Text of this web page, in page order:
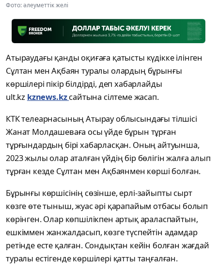
Фото: әлеуметтік желі
Атыраудағы қанды оқиғаға қатысты күдікке ілінген
Сұлтан мен Ақбаян туралы олардың бұрынғы
көршілері пікір білдірді, деп хабарлайды
ult.kz kznews.kzсайтына сілтеме жасап.
КТК телеарнасының Атырау облысындағы тілшісі
Жанат Молдашеваға осы үйде бұрын тұрған
тұрғындардың бірі хабарласқан. Оның айтуынша,
2023 жылы олар аталған үйдің бір бөлігін жалға алып
тұрған кезде Сұлтан мен Ақбаянмен көрші болған.
Бұрынғы көршісінің сөзінше, ерлі-зайыпты сырт
көзге өте тыныш, жуас әрі қарапайым отбасы болып
көрінген. Олар көпшілікпен артық араласпайтын,
ешкіммен жанжалдасып, көзге түспейтін адамдар
ретінде есте қалған. Сондықтан кейін болған жағдай
туралы естігенде көршілері қатты таңғалған.